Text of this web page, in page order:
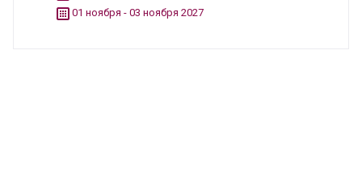
01 ноября - 03 ноября 2027